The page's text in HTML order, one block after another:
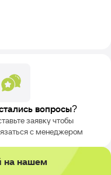
вопросы?
заявку чтобы
с менеджером
на нашем